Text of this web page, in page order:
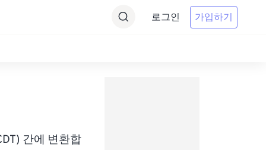
로그인 가입하기
간에 변환합